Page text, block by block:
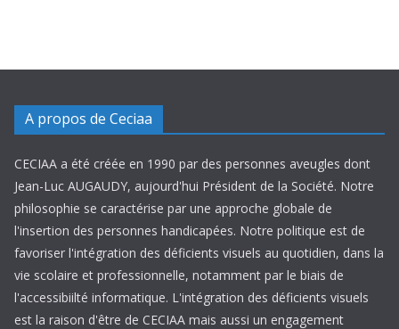
A propos de Ceciaa
CECIAA a été créée en 1990 par des personnes aveugles dont
Jean-Luc AUGAUDY, aujourd'hui Président de la Société. Notre
philosophie se caractérise par une approche globale de
l'insertion des personnes handicapées. Notre politique est de
favoriser l'intégration des déficients visuels au quotidien, dans la
vie scolaire et professionnelle, notamment par le biais de
l'accessibiilté informatique. L'intégration des déficients visuels
est la raison d'être de CECIAA mais aussi un engagement